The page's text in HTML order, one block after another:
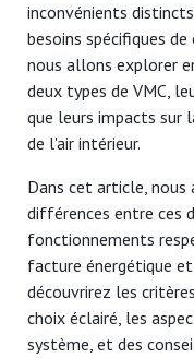
inconvénients
besoins spécifiques
nous allons explorer
deux types de VMC,
que leurs impacts sur
de l'air intérieur.
Dans cet article,
différences entre ces
fonctionnements
facture énergétique
découvrirez les
choix éclairé, les
système, et des